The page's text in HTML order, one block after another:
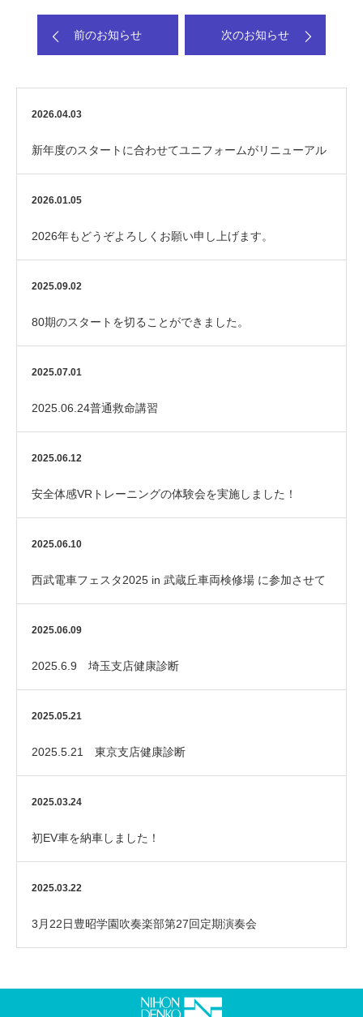
前のお知らせ 次のお知らせ
2026.04.03
新年度のスタートに合わせてユニフォームがリニューアル
しました！
2026.01.05
2026年もどうぞよろしくお願い申し上げます。
2025.09.02
80期のスタートを切ることができました。
2025.07.01
2025.06.24普通救命講習
2025.06.12
安全体感VRトレーニングの体験会を実施しました！
2025.06.10
西武電車フェスタ2025 in 武蔵丘車両検修場 に参加させて
いただきました！
2025.06.09
2025.6.9 埼玉支店健康診断
2025.05.21
2025.5.21 東京支店健康診断
2025.03.24
初EV車を納車しました！
2025.03.22
3月22日豊昭学園吹奏楽部第27回定期演奏会